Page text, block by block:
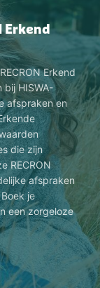
Erkend
Erkend
bij HISWA-
afspraken en
die zijn
RECRON
afspraken
je
een zorgeloze